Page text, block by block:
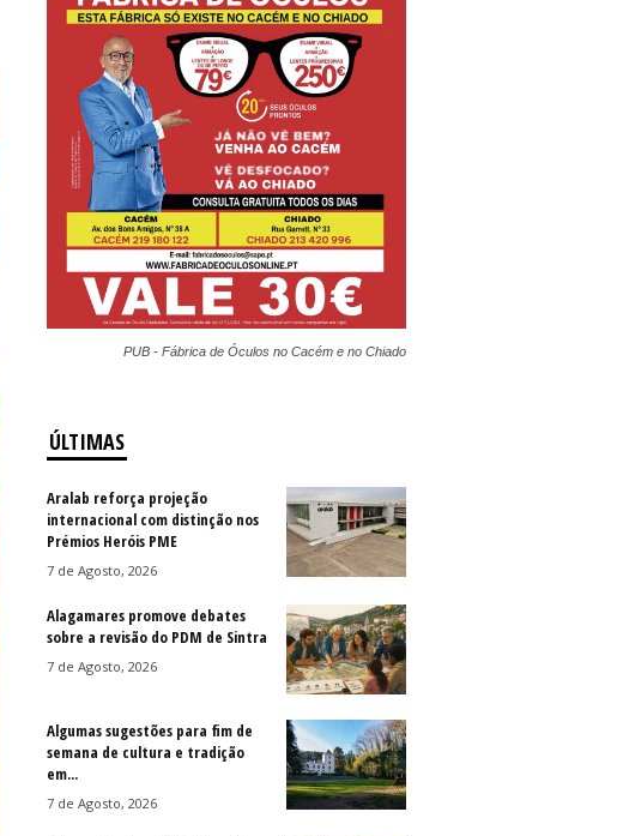
PUB - Fábrica de Óculos no Cacém e no Chiado
ÚLTIMAS
Aralab reforça projeção
internacional com distinção nos
Prémios Heróis PME
7 de Agosto, 2026
Alagamares promove debates
sobre a revisão do PDM de Sintra
7 de Agosto, 2026
Algumas sugestões para fim de
semana de cultura e tradição
em...
7 de Agosto, 2026